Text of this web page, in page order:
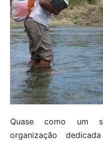
Quase como um
organização